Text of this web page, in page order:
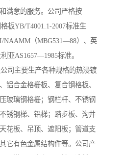
满意的服务。公司严格按
板YB/T4001.1-2007标准生
NAAMM（MBG531—88）、英
亚AS1657—1985标准。
司主要生产各种规格的热浸镀
铝合金格栅板、复合钢格板、
玻璃钢格栅；钢栏杆、不锈钢
锈钢梯、铝梯；踏步板、沟井
花板、吊顶、遮阳板；管道支
它有色金属结构件等。公司产